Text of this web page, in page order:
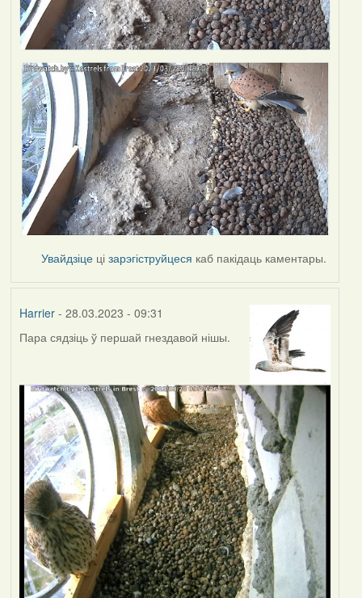
Увайдзіце цізарэгіструйцеся каб пакідаць каментары.
Harrier- 28.03.2023 - 09:31
Пара сядзіць ў першай гнездавой нішы.